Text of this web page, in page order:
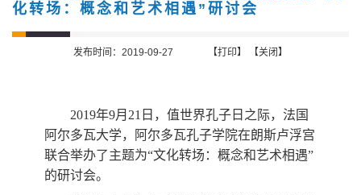
国际交流
数字跨文化工作站
化转场：概念和艺术相遇”研讨会
发布时间：2019-09-27 【打印】 【关闭】
2019年9月21 日，值世界孔子日之际，法国
阿尔多瓦大学，阿尔多瓦孔子学院在朗斯卢浮宫
联合举办了主题为“文化转场：概念和艺术相遇”
的研讨会。